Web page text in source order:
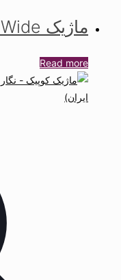
ماژیک Copic Wide
Read more